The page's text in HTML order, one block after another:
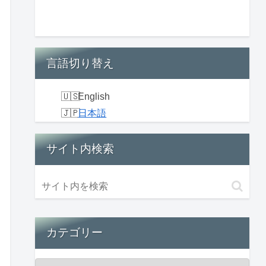
言語切り替え
English
日本語
サイト内検索
カテゴリー